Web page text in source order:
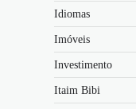
Idiomas
Imóveis
Investimento
Itaim Bibi